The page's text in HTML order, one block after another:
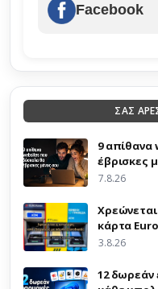
Facebook
ΣΑΣ
9
έβρισκες
7.8.26
κάρτα
3.8.26
12 δωρεάν